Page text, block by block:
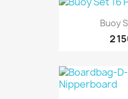
Buoy
2